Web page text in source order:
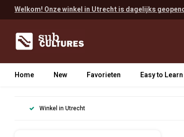
Welkom! Onze winkel in Utrecht is dagelijks
Home New Favorieten Easy to Learn
Winkel in Utrecht